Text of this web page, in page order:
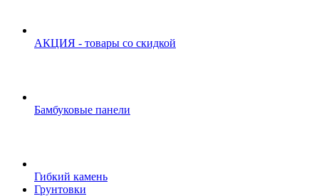
АКЦИЯ - товары со скидкой
Бамбуковые панели
Гибкий камень
Грунтовки